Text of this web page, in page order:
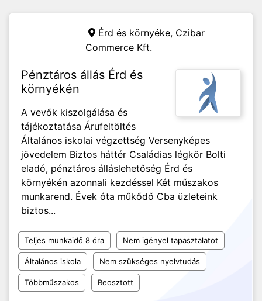
Érd és környéke, Czibar
Commerce Kft.
Pénztáros állás Érd és
környékén
A vevők kiszolgálása és
tájékoztatása Árufeltöltés
Általános iskolai végzettség Versenyképes
jövedelem Biztos háttér Családias légkör Bolti
eladó, pénztáros álláslehetőség Érd és
környékén azonnali kezdéssel Két műszakos
munkarend. Évek óta műkődő Cba üzleteink
biztos...
Teljes munkaidő 8 óra Nem igényel tapasztalatot
Általános iskola Nem szükséges nyelvtudás
Többműszakos Beosztott